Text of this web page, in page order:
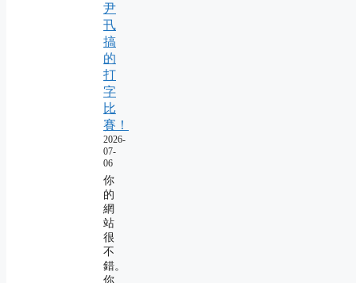
尹
卂
搞
的
打
字
比
賽！
2026-
07-
06
你
的
網
站
很
不
錯。
你